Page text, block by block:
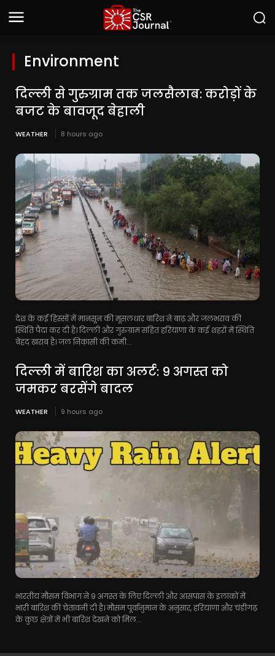
Environment
दिल्ली से गुरुग्राम तक जलसैलाब: करोड़ों के
बजट के बावजूद बेहाली
WEATHER 8 hours ago
देश के कई हिस्सों में मानसून की मूसलधार बारिश ने बाढ़ और जलभराव की
स्थिति पैदा कर दी है। दिल्ली और गुरुग्राम सहित हरियाणा के कई शहरों में स्थिति
बेहद खराब है। जल निकासी की कमी...
दिल्ली में बारिश का अलर्ट: 9 अगस्त को
जमकर बरसेंगे बादल
WEATHER 9 hours ago
भारतीय मौसम विभाग ने 9 अगस्त के लिए दिल्ली और आसपास के इलाकों में
भारी बारिश की चेतावनी दी है। मौसम पूर्वानुमान के अनुसार, हरियाणा और चंडीगढ़
के कुछ क्षेत्रों में भी बारिश देखने को मिल...